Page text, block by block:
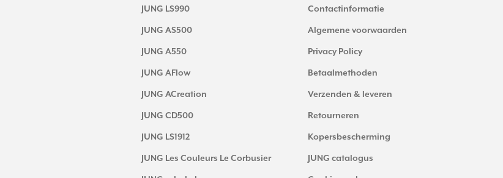
JUNG LS990
JUNG AS500
JUNG A550
JUNG AFlow
JUNG ACreation
JUNG CD500
JUNG LS1912
JUNG Les Couleurs Le Corbusier
Contactinformatie
Algemene voorwaarden
Privacy Policy
Betaalmethoden
Verzenden & leveren
Retourneren
Kopersbescherming
JUNG catalogus